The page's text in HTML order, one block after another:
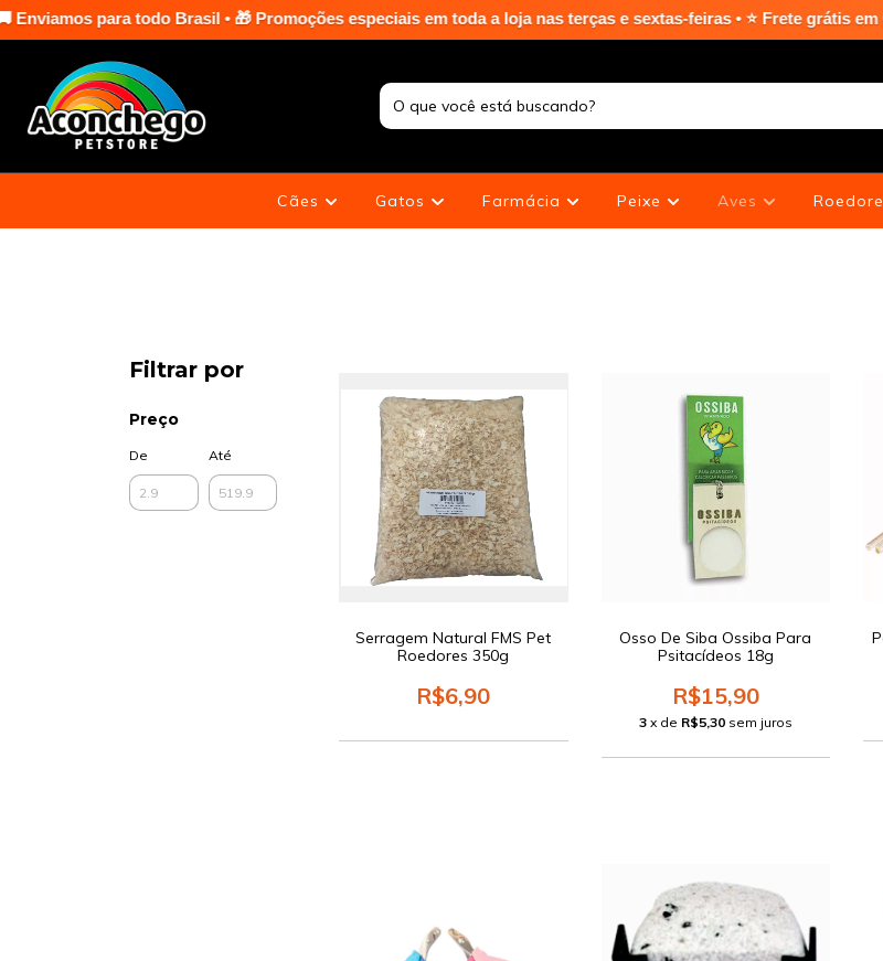
• 🎁 Promoções especiais em toda a loja nas terças e sextas-feiras • ⭐ Frete grátis em Curitiba Capital nas
Cães Gatos Farmácia Peixe Aves
Filtrar por
Preço
De Até
Serragem Natural FMS Pet
Roedores 350g
R$6,90
Osso De Siba Ossiba Para
Psitacídeos 18g
R$15,90
3 x de R$5,30 sem juros